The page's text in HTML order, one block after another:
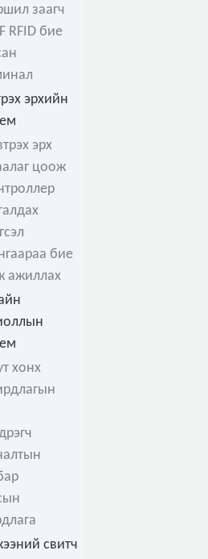
заагч
RFID бие
эрхийн
эрх
цоож
бие
ажиллах
хонх
свитч